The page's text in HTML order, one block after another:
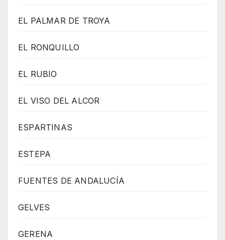
EL PALMAR DE TROYA
EL RONQUILLO
EL RUBIO
EL VISO DEL ALCOR
ESPARTINAS
ESTEPA
FUENTES DE ANDALUCÍA
GELVES
GERENA